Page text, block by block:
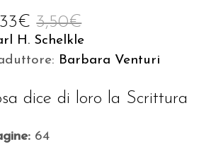
3,50€
€
H. Schelkle
Barbara Venturi
dice di loro la Scrittura
64